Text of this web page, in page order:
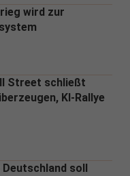
wird zur
Street schließt
KI-Rallye
soll